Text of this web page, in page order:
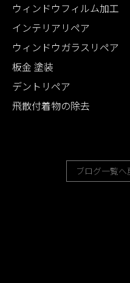
ウィンドウフィルム加工
インテリアリペア
ウィンドウガラスリペア
板金 塗装
デントリペア
飛散付着物の除去
ブログ一覧へ